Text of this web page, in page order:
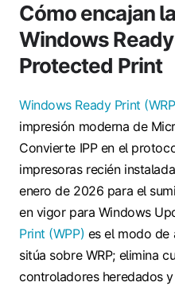
Cómo encajan
Windows
Protected Print
Windows Ready Print
impresión moderna de
Convierte IPP en el
impresoras recién
enero de 2026 para el
en vigor para Windows
Print (WPP) es el modo de
sitúa sobre WRP; elimina
controladores heredados